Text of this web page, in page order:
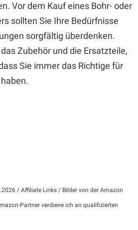
Vor dem Kauf eines Bohr- oder
sollten Sie Ihre Bedürfnisse
sorgfältig überdenken.
Zubehör und die Ersatzteile,
Sie immer das Richtige für
/ Affiliate Links / Bilder von der Amazon
Partner verdiene ich an qualifizierten